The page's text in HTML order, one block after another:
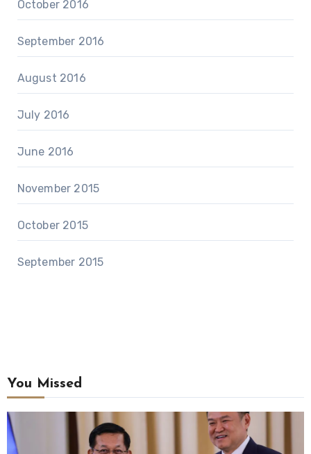
October 2016
September 2016
August 2016
July 2016
June 2016
November 2015
October 2015
September 2015
You Missed